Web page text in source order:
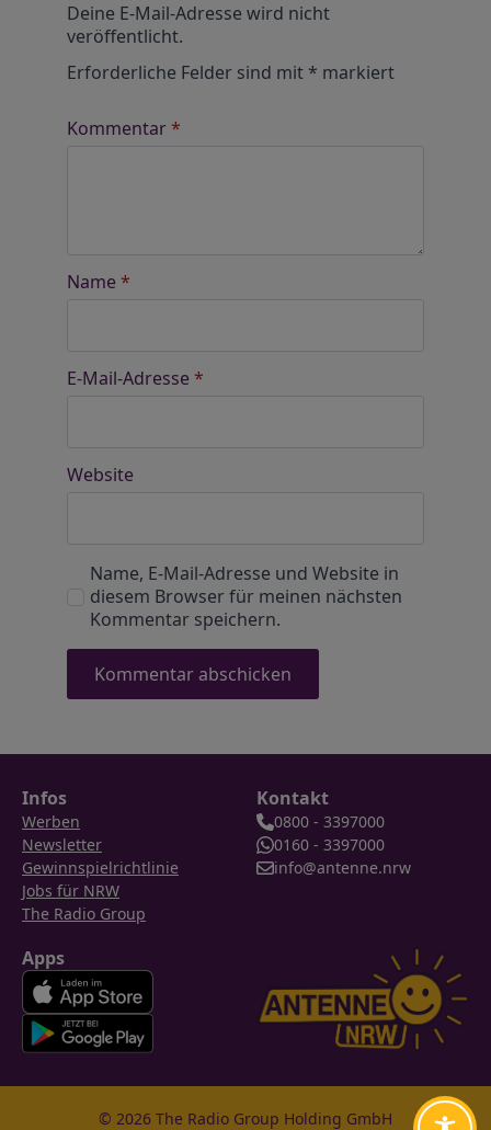
Deine E-Mail-Adresse wird nicht
veröffentlicht.
Erforderliche Felder sind mit* markiert
Kommentar*
Name *
E-Mail-Adresse *
Website
Name, E-Mail-Adresse und Website in
diesem Browser für meinen nächsten
Kommentar speichern.
Infos
Werben
Newsletter
Gewinnspielrichtlinie
Jobs für NRW
The Radio Group
Kontakt
0800 - 3397000
0160 - 3397000
info@antenne.nrw
Apps
© 2026 The Radio Group Holding GmbH